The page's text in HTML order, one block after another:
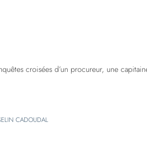
croisées d’un procureur, une
CADOUDAL